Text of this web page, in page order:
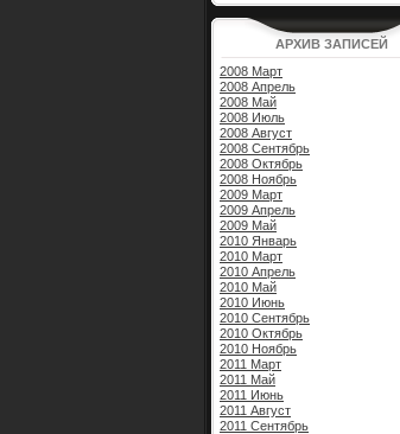
АРХИВ ЗАПИСЕЙ
2008 Март
2008 Апрель
2008 Май
2008 Июль
2008 Август
2008 Сентябрь
2008 Октябрь
2008 Ноябрь
2009 Март
2009 Апрель
2009 Май
2010 Январь
2010 Март
2010 Апрель
2010 Май
2010 Июнь
2010 Сентябрь
2010 Октябрь
2010 Ноябрь
2011 Март
2011 Май
2011 Июнь
2011 Август
2011 Сентябрь